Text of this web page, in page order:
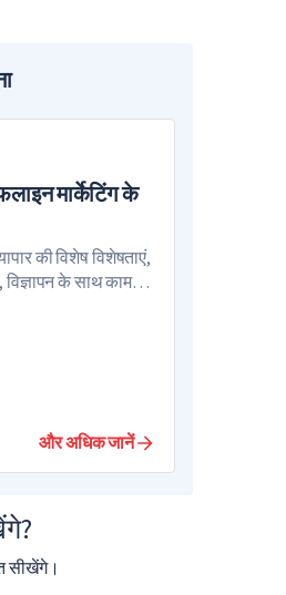
मार्केटिंग के
की विशेष विशेषताएं,
के साथ काम
और अधिक जानें
सीखेंगे।